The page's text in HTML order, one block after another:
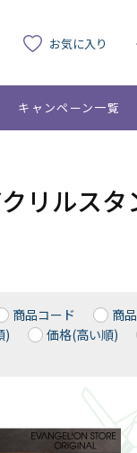
お気に入り
キャンペーン一覧
リルス
商品コード 商
)
価格(高い順)